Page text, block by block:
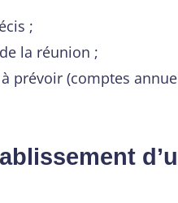
;
la réunion ;
prévoir (comptes